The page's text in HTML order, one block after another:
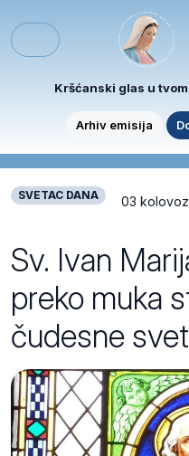
Menu
Kršćanski glas u
Arhiv emisija
SVETAC DANA 03
Sv. Ivan
preko muka
čudesne